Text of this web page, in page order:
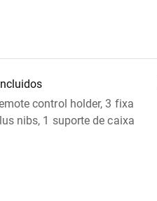
control holder, 3 fixa
nibs, 1 suporte de caixa